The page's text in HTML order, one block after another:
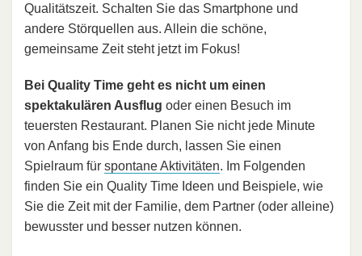
Qualitätszeit. Schalten Sie das Smartphone und
andere Störquellen aus. Allein die schöne,
gemeinsame Zeit steht jetzt im Fokus!
Bei Quality Time geht es nicht um einen
spektakulären Ausflug oder einen Besuch im
teuersten Restaurant. Planen Sie nicht jede Minute
von Anfang bis Ende durch, lassen Sie einen
Spielraum für spontane Aktivitäten. Im Folgenden
finden Sie ein Quality Time Ideen und Beispiele, wie
Sie die Zeit mit der Familie, dem Partner (oder alleine)
bewusster und besser nutzen können.